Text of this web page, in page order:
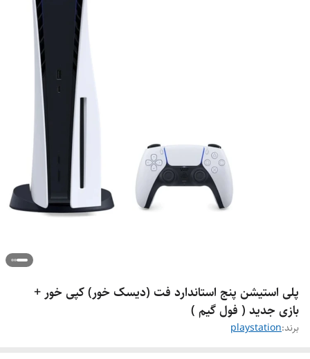
پلی استیشن پنج استاندارد فت (دیسک خور) کپی خور +
بازی جدید ( فول گیم )
برند:playstation